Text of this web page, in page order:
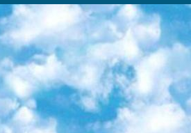
подборку онлайн-проектов с интерактивными упражнениями, видеолекциями и статьями. Они помогут вам обрести новые и освежить старые знания бесплатно. 1. «ИНТУИТ» Старейшая образовательная площадка Рунета. Здесь вы найдёте сотни текстовых и видеокурсов на десятки различных тем — от программирования до психологии. Многие курсы подготовлены российскими университетами и крупными международными компаниями вроде Intel и Microsoft. Самостоятельное обучение бесплатное, но желающие могут оплатить услуги персональных наставников. 2. «Смартия» знакомит с актуальными профессиями и подсказывает, как им обучаться. Выбрав заинтересовавшую вас специальность — SMM-специалист, фотограф, веб-дизайнер или другую, — увидите список необходимых для неё умений. Чтобы вы могли освоить их самостоятельно, для каждого умения площадка отображает подборку ссылок на учебные материалы. Хотя «Смартия» ориентируется на русскоязычную аудиторию, часть контента всё же доступна только на английском. 3. «Лекторий Физтеха» Проект Московского физико-технического института (Физтеха). С его помощью вы можете смотреть онлайн серии лекций, записанные на видео в этом вузе. В числе доступных предметов — физика, биология, химия, информационные технологии и другие. К некоторым лекциям администрация ресурса прилагает готовые конспекты, которые можно скачивать в PDF-формате. 4. ITMOcourses Онлайн-площадка Санкт-Петербургского национального исследовательского университета информационных технологий, механики и оптики (ИТМО). Ресурс предоставляет свободный доступ к курсам, разработанным в этом вузе. Каталог материалов разбит на четыре категории: «Оптические системы и технологии», «Приборостроение и робототехника», «Информационные технологии» и «Биотехнологии». Курсы состоят из видеолекций, интерактивных демонстраций и заданий. 5. «КиберЛенинка» Электронная научная библиотека открытого доступа. Каталог площадки регулярно обрастает текстами статей из различных научных изданий. Сгруппированные по журналам и рубрикам публикации можно читать онлайн или скачивать целиком в PDF-формате. Проект нацелен на популяризацию науки за счёт открытого доступа к качественной информации. 6. «ПостНаука» На этом ресурсе публикуют подборки видеолекций, составленные экспертами из разных отраслей и объединённые общими темами. Среди них, к примеру, есть серии «Биоинформатика и геномика», «Культура средневековой Скандинавии» и Cinema Studies о теории кино. Каждая подборка лекций — логически связанная история, рассказанная экспертом от первого лица. Кроме того, на сайте появляются научно-образовательные статьи и тесты на разные темы. 7. «Newочём» Команда проекта «Newочём» отбирает самые интересные тексты из англоязычных СМИ и переводит